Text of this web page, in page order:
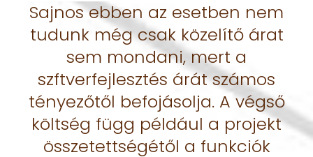
Sajnos ebben az esetben nem
tudunk még csak közelítő árat
sem mondani, mert a
szftverfejlesztés árát számos
tényezőtől befojásolja. A végső
költség függ például a projekt
összetettségétől a funkciók